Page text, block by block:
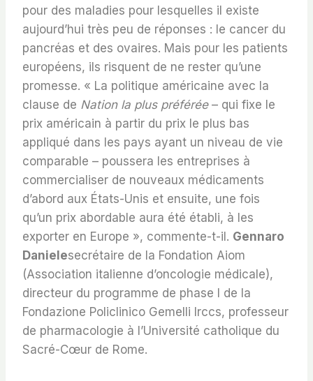
pour des maladies pour lesquelles il existe
aujourd’hui très peu de réponses : le cancer du
pancréas et des ovaires. Mais pour les patients
européens, ils risquent de ne rester qu’une
promesse. « La politique américaine avec la
clause de Nation la plus préférée– qui fixe le
prix américain à partir du prix le plus bas
appliqué dans les pays ayant un niveau de vie
comparable – poussera les entreprises à
commercialiser de nouveaux médicaments
d’abord aux États-Unis et ensuite, une fois
qu’un prix abordable aura été établi, à les
exporter en Europe », commente-t-il. Gennaro
Danielesecrétaire de la Fondation Aiom
(Association italienne d’oncologie médicale),
directeur du programme de phase I de la
Fondazione Policlinico Gemelli Irccs, professeur
de pharmacologie à l’Université catholique du
Sacré-Cœur de Rome.